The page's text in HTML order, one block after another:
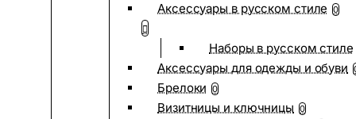
Аксессуары в русском стиле 0
Наборы в русском стиле
Аксессуары для одежды и обуви
Брелоки 0
Визитницы и ключницы 0